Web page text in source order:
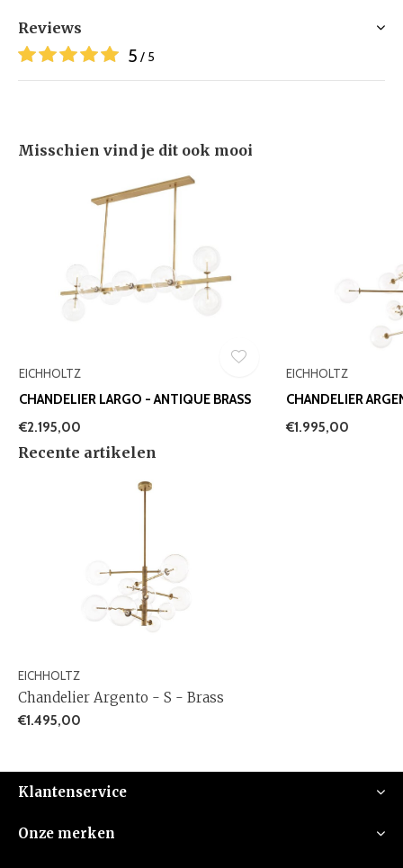
Reviews
5 / 5
Misschien vind je dit ook mooi
EICHHOLTZ
CHANDELIER LARGO - ANTIQUE BRASS
€2.195,00
EICHHOLTZ
CHANDELIER
€1.995,00
Recente artikelen
EICHHOLTZ
Chandelier Argento - S - Brass
€1.495,00
Klantenservice
Onze merken